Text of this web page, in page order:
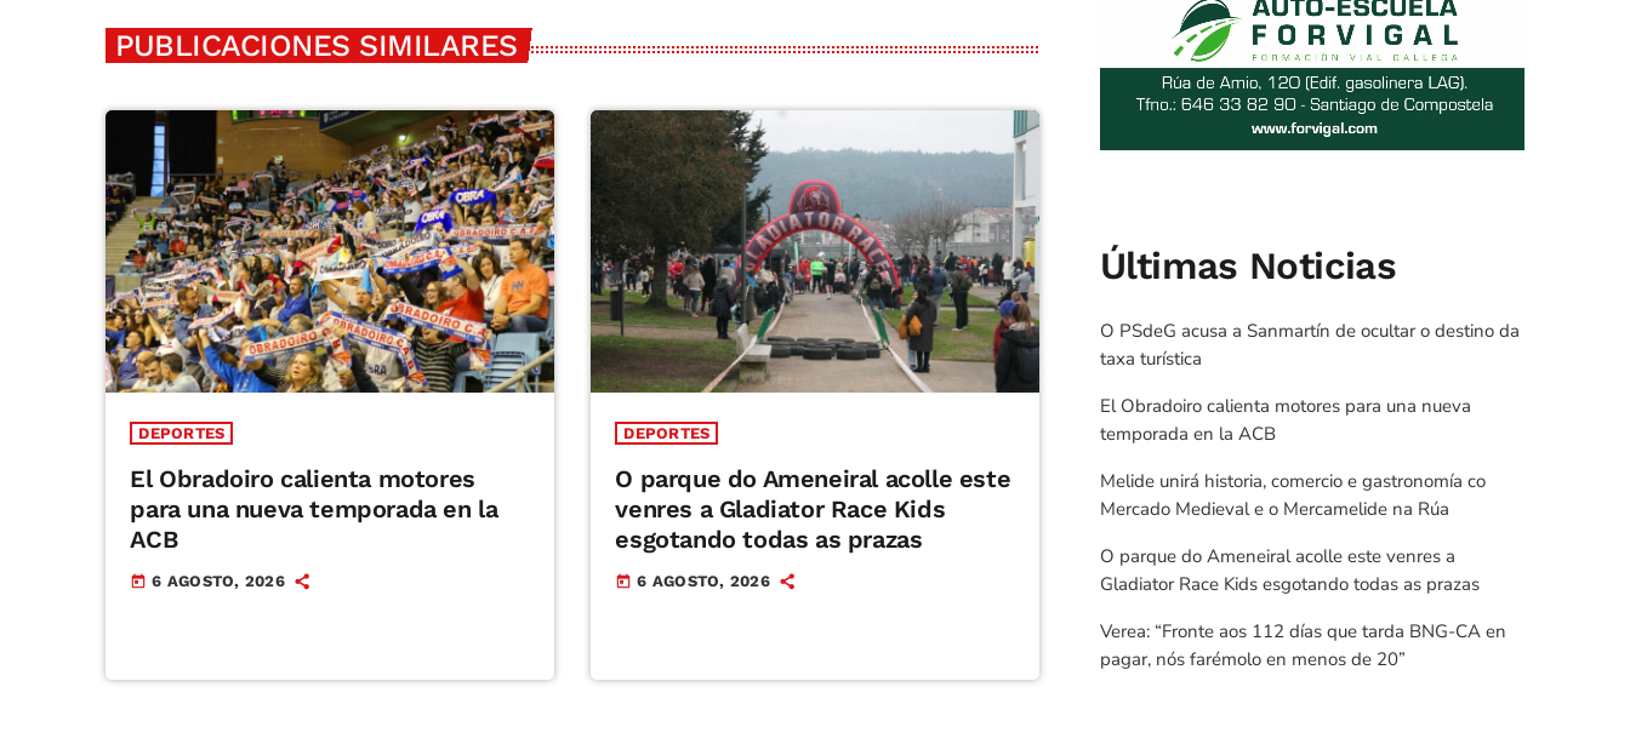
PUBLICACIONES SIMILARES
DEPORTES
El Obradoiro calienta motores
para una nueva temporada en la
ACB
today 6 AGOSTO, 2026
DEPORTES
O parque do Ameneiral acolle este
venres a Gladiator Race Kids
esgotando todas as prazas
today 6 AGOSTO, 2026
Últimas Noticias
O PSdeG acusa a Sanmartín de ocultar o destino da
taxa turística
El Obradoiro calienta motores para una nueva
temporada en la ACB
Melide unirá historia, comercio e gastronomía co
Mercado Medieval e o Mercamelide na Rúa
O parque do Ameneiral acolle este venres a
Gladiator Race Kids esgotando todas as prazas
Verea: “Fronte aos 112 días que tarda BNG-CA en
pagar, nós farémolo en menos de 20”